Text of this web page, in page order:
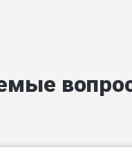
пер
тупик